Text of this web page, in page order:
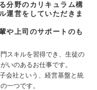
分野のカリキュラム構
運営をしていただきま
や上司のサポートのも
スキルを習得でき、生徒の
いのあるお仕事です。
会社という、経営基盤と統
一つです。